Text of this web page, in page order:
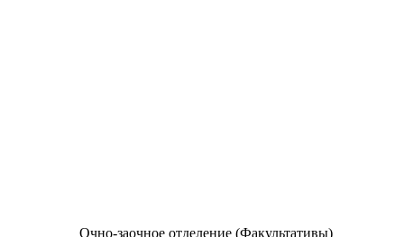
Очно-заочное отделение (Факультативы)